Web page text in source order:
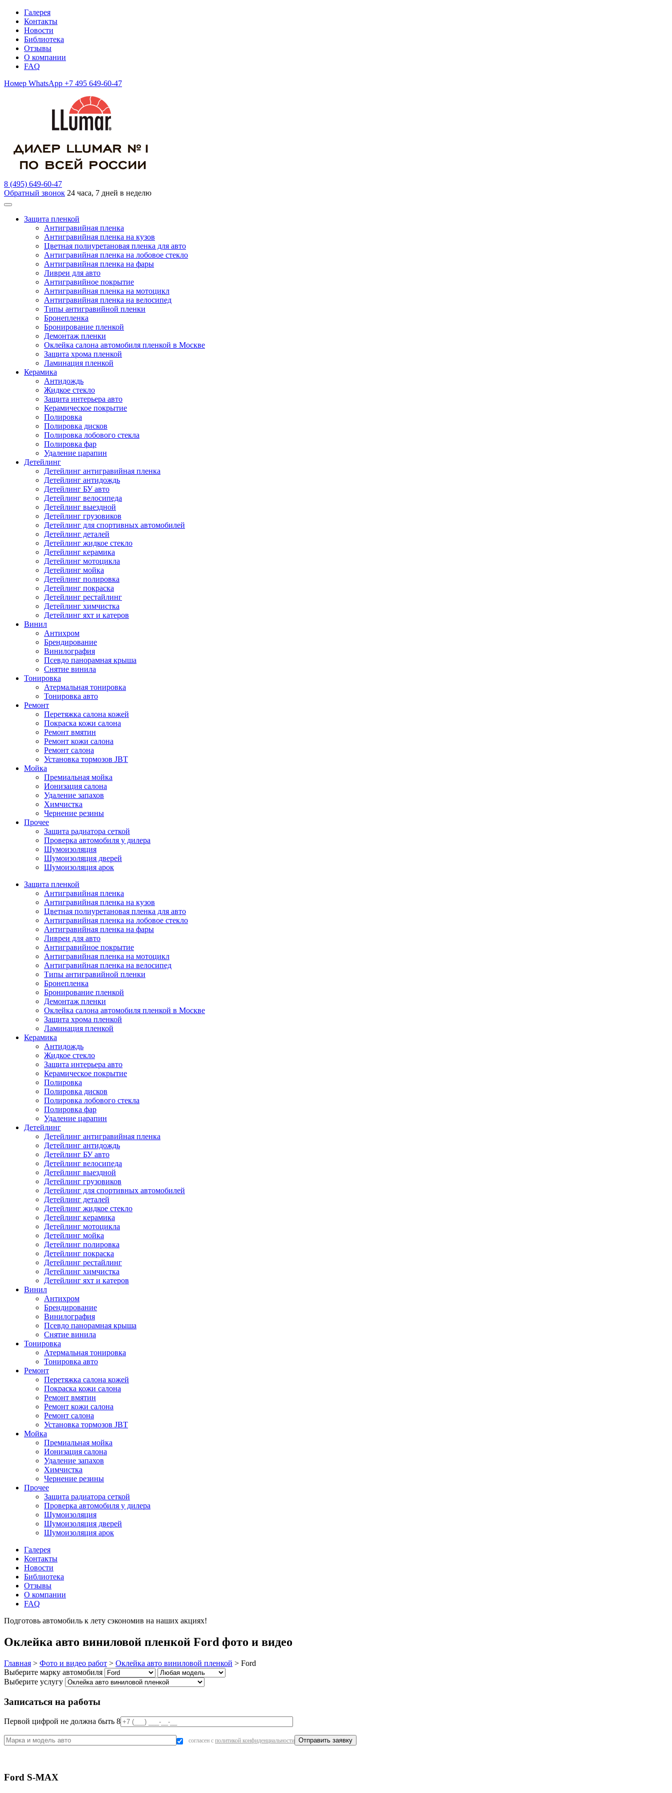
Галерея
Контакты
Новости
Библиотека
Отзывы
О компании
FAQ
Номер WhatsApp +7 495 649-60-47
8 (495) 649-60-47
Обратный звонок 24 часа, 7 дней в неделю
Защита пленкой
Антигравийная пленка
Антигравийная пленка на кузов
Цветная полиуретановая пленка для авто
Антигравийная пленка на лобовое стекло
Антигравийная пленка на фары
Ливреи для авто
Антигравийное покрытие
Антигравийная пленка на мотоцикл
Антигравийная пленка на велосипед
Типы антигравийной пленки
Бронепленка
Бронирование пленкой
Демонтаж пленки
Оклейка салона автомобиля пленкой в Москве
Защита хрома пленкой
Ламинация пленкой
Керамика
Антидождь
Жидкое стекло
Защита интерьера авто
Керамическое покрытие
Полировка
Полировка дисков
Полировка лобового стекла
Полировка фар
Удаление царапин
Детейлинг
Детейлинг антигравийная пленка
Детейлинг антидождь
Детейлинг БУ авто
Детейлинг велосипеда
Детейлинг выездной
Детейлинг грузовиков
Детейлинг для спортивных автомобилей
Детейлинг деталей
Детейлинг жидкое стекло
Детейлинг керамика
Детейлинг мотоцикла
Детейлинг мойка
Детейлинг полировка
Детейлинг покраска
Детейлинг рестайлинг
Детейлинг химчистка
Детейлинг яхт и катеров
Винил
Антихром
Брендирование
Винилография
Псевдо панорамная крыша
Снятие винила
Тонировка
Атермальная тонировка
Тонировка авто
Ремонт
Перетяжка салона кожей
Покраска кожи салона
Ремонт вмятин
Ремонт кожи салона
Ремонт салона
Установка тормозов JBT
Мойка
Премиальная мойка
Ионизация салона
Удаление запахов
Химчистка
Чернение резины
Прочее
Защита радиатора сеткой
Проверка автомобиля у дилера
Шумоизоляция
Шумоизоляция дверей
Шумоизоляция арок
Защита пленкой
Антигравийная пленка
Антигравийная пленка на кузов
Цветная полиуретановая пленка для авто
Антигравийная пленка на лобовое стекло
Антигравийная пленка на фары
Ливреи для авто
Антигравийное покрытие
Антигравийная пленка на мотоцикл
Антигравийная пленка на велосипед
Типы антигравийной пленки
Бронепленка
Бронирование пленкой
Демонтаж пленки
Оклейка салона автомобиля пленкой в Москве
Защита хрома пленкой
Ламинация пленкой
Керамика
Антидождь
Жидкое стекло
Защита интерьера авто
Керамическое покрытие
Полировка
Полировка дисков
Полировка лобового стекла
Полировка фар
Удаление царапин
Детейлинг
Детейлинг антигравийная пленка
Детейлинг антидождь
Детейлинг БУ авто
Детейлинг велосипеда
Детейлинг выездной
Детейлинг грузовиков
Детейлинг для спортивных автомобилей
Детейлинг деталей
Детейлинг жидкое стекло
Детейлинг керамика
Детейлинг мотоцикла
Детейлинг мойка
Детейлинг полировка
Детейлинг покраска
Детейлинг рестайлинг
Детейлинг химчистка
Детейлинг яхт и катеров
Винил
Антихром
Брендирование
Винилография
Псевдо панорамная крыша
Снятие винила
Тонировка
Атермальная тонировка
Тонировка авто
Ремонт
Перетяжка салона кожей
Покраска кожи салона
Ремонт вмятин
Ремонт кожи салона
Ремонт салона
Установка тормозов JBT
Мойка
Премиальная мойка
Ионизация салона
Удаление запахов
Химчистка
Чернение резины
Прочее
Защита радиатора сеткой
Проверка автомобиля у дилера
Шумоизоляция
Шумоизоляция дверей
Шумоизоляция арок
Галерея
Контакты
Новости
Библиотека
Отзывы
О компании
FAQ
Подготовь автомобиль к лету сэкономив на наших акциях!
Оклейка авто виниловой пленкой Ford фото и видео
Главная > Фото и видео работ > Оклейка авто виниловой пленкой > Ford
Выберите марку автомобиля
Выберите услугу
Записаться на работы
Первой цифрой не должна быть 8
согласен с политикой конфиденциальности
Ford S-MAX